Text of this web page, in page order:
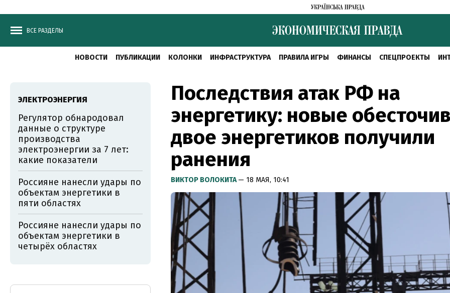
ВСЕ РАЗДЕЛЫ
НОВОСТИ ПУБЛИКАЦИИ КОЛОНКИ ИНФРАСТРУКТУРА ПРАВИЛА ИГРЫ ФИНАНСЫ СПЕЦПРОЕКТЫ
Последствия атак РФ на
энергетику: новые
двое энергетиков получили
ранения
ВИКТОР ВОЛОКИТА— 18 МАЯ, 10:41
ЭЛЕКТРОЭНЕРГИЯ
Регулятор обнародовал
данные о структуре
производства
электроэнергии за 7 лет:
какие показатели
Россияне нанесли удары по
объектам энергетики в
пяти областях
Россияне нанесли удары по
объектам энергетики в
четырёх областях